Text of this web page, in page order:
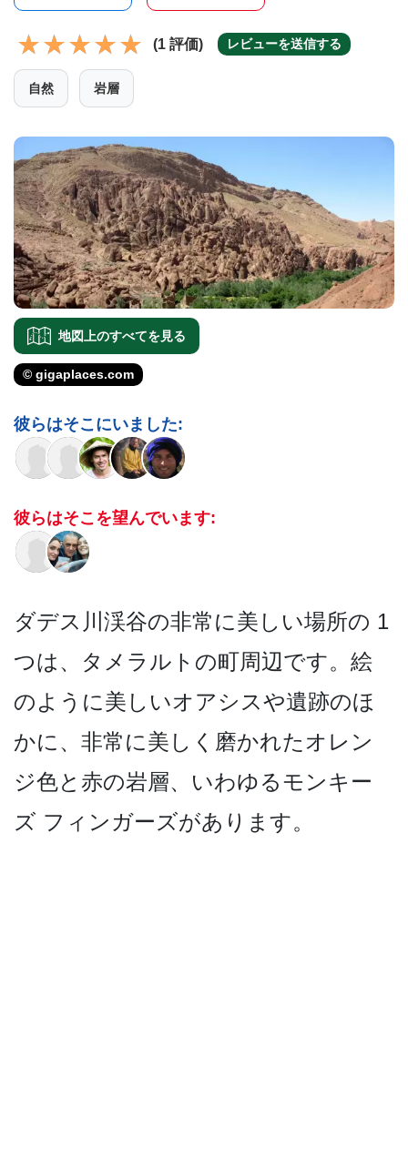
(1 評価) レビューを送信する
自然 岩層
地図上のすべてを見る
© gigaplaces.com
彼らはそこにいました:
彼らはそこを望んでいます:
ダデス川渓谷の非常に美しい場所の 1
つは、タメラルトの町周辺で­す。絵
のように美しいオアシスや遺跡のほ
かに、非常­に美しく磨かれたオレン
ジ色と赤の岩層、いわゆるモ­ンキー
ズ フィンガーズがあります。